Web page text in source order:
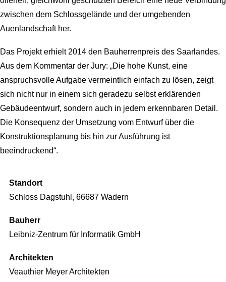
zwischen dem Schlossgelände und der umgebenden
Auenlandschaft her.
Das Projekt erhielt 2014 den Bauherrenpreis des Saarlandes.
Aus dem Kommentar der Jury: „Die hohe Kunst, eine
anspruchsvolle Aufgabe vermeintlich einfach zu lösen, zeigt
sich nicht nur in einem sich geradezu selbst erklärenden
Gebäudeentwurf, sondern auch in jedem erkennbaren Detail.
Die Konsequenz der Umsetzung vom Entwurf über die
Konstruktionsplanung bis hin zur Ausführung ist
beeindruckend“.
Standort
Schloss Dagstuhl, 66687 Wadern
Bauherr
Leibniz-Zentrum für Informatik GmbH
Architekten
Veauthier Meyer Architekten